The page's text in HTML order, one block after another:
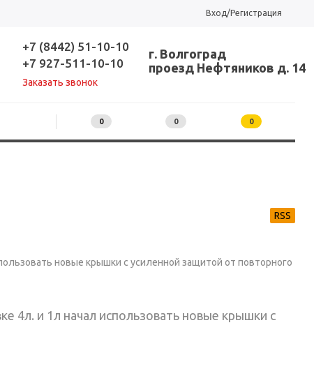
Вход/Регистрация
+7 (8442) 51-10-10
+7 927-511-10-10
Заказать звонок
г. Волгоград
проезд Нефтяников д. 14
0 0 0
RSS
новые крышки с усиленной защитой от повторного
4л. и 1л начал использовать новые крышки с